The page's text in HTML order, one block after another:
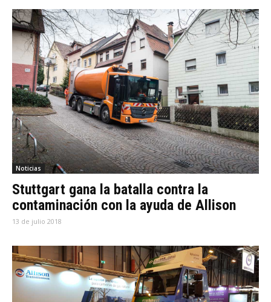
Noticias
Stuttgart gana la batalla contra la
contaminación con la ayuda de Allison
13 de julio 2018